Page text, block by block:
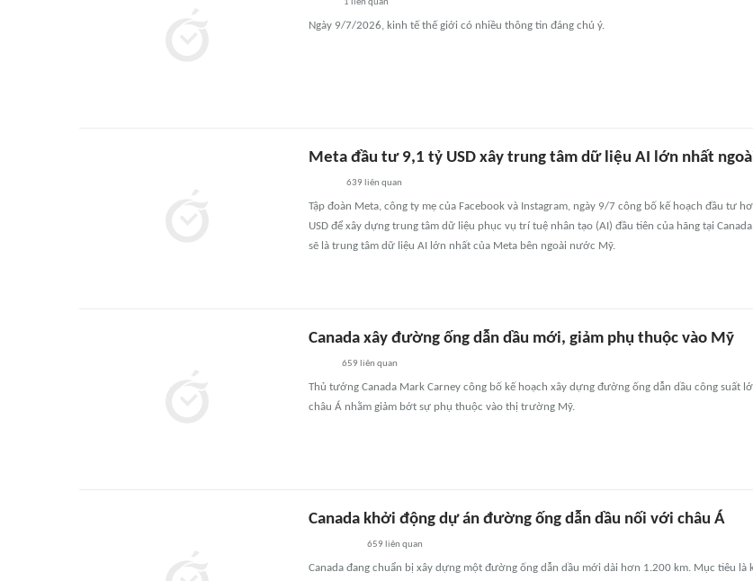
1 liên quan
Ngày 9/7/2026, kinh tế thế giới có nhiều thông tin đáng chú ý.
Meta đầu tư 9,1 tỷ USD xây trung tâm dữ liệu AI lớn nhất
639 liên quan
Tập đoàn Meta, công ty mẹ của Facebook và Instagram, ngày 9/7 công bố kế hoạch đầu tư
USD để xây dựng trung tâm dữ liệu phục vụ trí tuệ nhân tạo (AI) đầu tiên của hãng tại
sẽ là trung tâm dữ liệu AI lớn nhất của Meta bên ngoài nước Mỹ.
Canada xây đường ống dẫn dầu mới, giảm phụ thuộc vào Mỹ
659 liên quan
Thủ tướng Canada Mark Carney công bố kế hoạch xây dựng đường ống dẫn dầu công suất
châu Á nhằm giảm bớt sự phụ thuộc vào thị trường Mỹ.
Canada khởi động dự án đường ống dẫn dầu nối với châu Á
659 liên quan
Canada đang chuẩn bị xây dựng một đường ống dẫn dầu mới dài hơn 1.200 km. Mục tiêu là